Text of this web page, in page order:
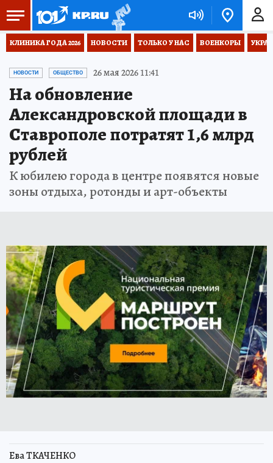
КЛИНИКА ГОДА 2026 НОВОСТИ ТОЛЬКО У НАС ВОЕНКОРЫ
НОВОСТИ ОБЩЕСТВО 26 мая 2026 11:41
На обновление
Александровской площади в
Ставрополе потратят 1,6 млрд
рублей
К юбилею города в центре появятся новые
зоны отдыха, ротонды и арт-объекты
Ева ТКАЧЕНКО